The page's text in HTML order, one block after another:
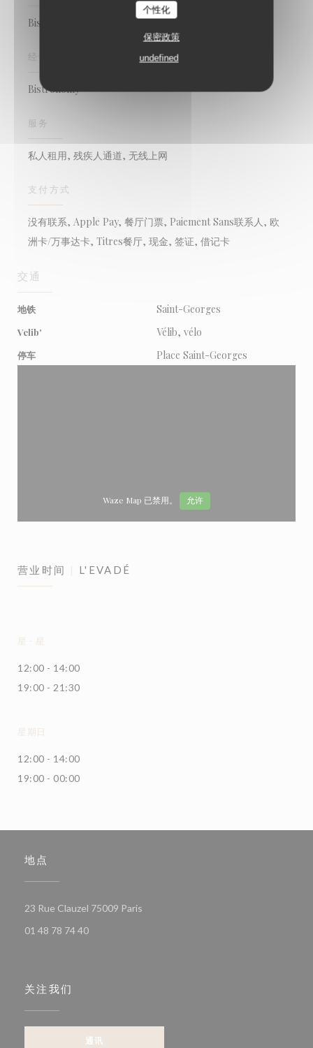
个性化
保密政策
undefined
Bistronomique, 现代美食, 法国
经营类型
Bistronomy
服务
私人租用, 残疾人通道, 无线上网
支付方式
没有联系, Apple Pay, 餐厅门票, Paiement Sans联系人, 欧
洲卡/万事达卡, Titres餐厅, 现金, 签证, 借记卡
交通
地铁 Saint-Georges
Velib' Vélib, vélo
停车 Place Saint-Georges
Waze Map 已禁用。 允许
营业时间 L'EVADÉ
星 - 星
12:00 - 14:00
19:00 - 21:30
星期日
12:00 - 14:00
19:00 - 00:00
地点
23 Rue Clauzel 75009 Paris
01 48 78 74 40
关注我们
通讯